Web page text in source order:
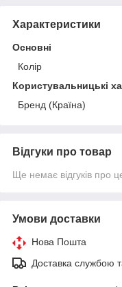
Характеристики
Основні
Колір
Користувальницькі
Бренд (Країна)
Відгуки про товар
Ще немає відгуків про
Умови доставки
Нова Пошта
Доставка службою